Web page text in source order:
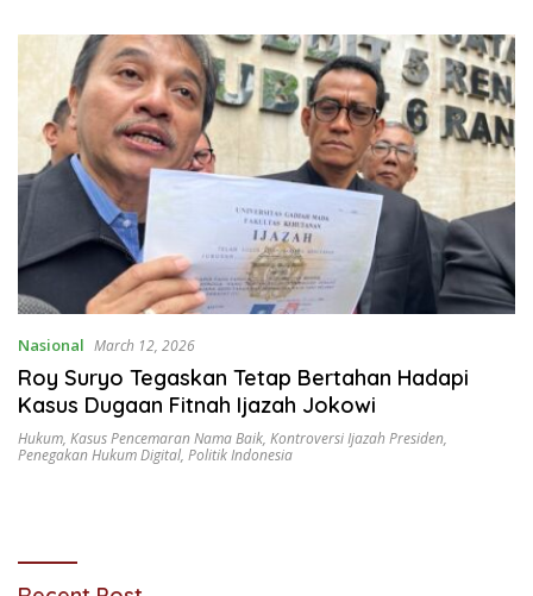
Nasional March 12, 2026
Roy Suryo Tegaskan Tetap Bertahan Hadapi
Kasus Dugaan Fitnah Ijazah Jokowi
Hukum, Kasus Pencemaran Nama Baik, Kontroversi Ijazah Presiden,
Penegakan Hukum Digital, Politik Indonesia